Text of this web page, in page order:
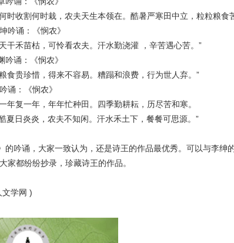
栽，农夫天生本领在。酷暑严寒田中立，粒粒粮食苦
诵：《悯农》
可怜看农夫。汗水勤浇灌 ，辛苦遇心苦。”
诵：《悯农》
得来不容易。糟蹋和浪费，行为世人弃。”
：《悯农》
年年忙种田。四季勤耕耘，历尽苦和寒。
农夫不知闲。汗水禾土下，餐餐可思源。”
吟诵，大家一致认为，还是诗王的作品最优秀。可以与李绅
家都纷纷抄录，珍藏诗王的作品。
文学网 )